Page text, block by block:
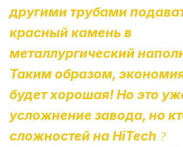
другими трубами
красный камень в
металлургический
Таким образом,
будет хорошая! Но это
усложнение завода, но
сложностей на HiTech ?